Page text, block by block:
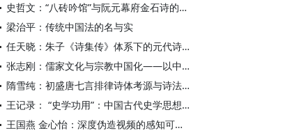
史哲文：“八砖吟馆”与阮元幕府金石诗的学人品格、诗学祈向
梁治平：传统中国法的名与实
任天晓：朱子《诗集传》体系下的元代诗学知识变革
张志刚：儒家文化与宗教中国化——以中国宗教通史为线索的学理沉思
隋雪纯：初盛唐七言排律诗体考源与诗法复变
王记录： “史学功用”：中国古代史学思想体系的核心
王国燕 金心怡：深度伪造视频的感知可信度：视觉素养和认知倾向的双重影响研究